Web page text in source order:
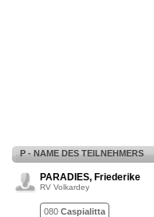
P - NAME DES TEILNEHMERS
PARADIES, Friederike
RV Volkardey
080 Caspialitta